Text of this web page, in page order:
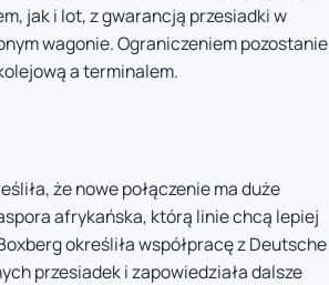
jak i lot, z gwarancją przesiadki w
wagonie. Ograniczeniem pozostanie
a terminalem.
że nowe połączenie ma duże
afrykańska, którą linie chcą lepiej
określiła współpracę z Deutsche
przesiadek i zapowiedziała dalsze